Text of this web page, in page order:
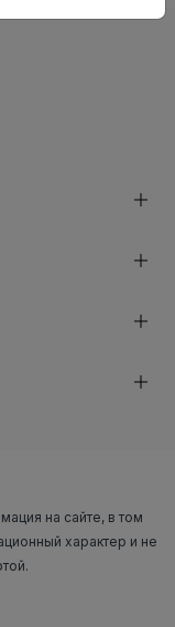
на сайте, в том
характер и не